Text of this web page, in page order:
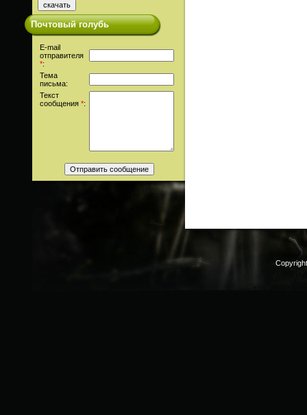
Почтовый голубь
E-mail
отправителя
*:
Тема
письма:
Текст
сообщения *: